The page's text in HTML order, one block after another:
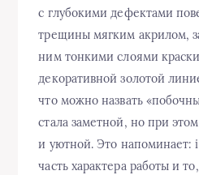
с глубокими дефектами
трещины мягким акрилом,
ним тонкими слоями
декоративной золотой
что можно назвать
стала заметной, но при
и уютной. Это напоминает:
часть характера работы и